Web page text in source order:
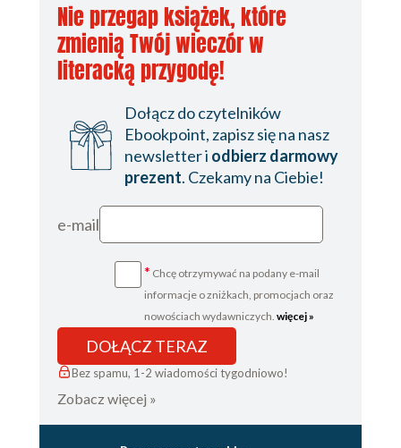
Nie przegap książek, które
zmienią Twój wieczór w
literacką przygodę!
Dołącz do czytelników
Ebookpoint, zapisz się na nasz
newsletter i odbierz darmowy
prezent. Czekamy na Ciebie!
e-mail
* Chcę otrzymywać na podany e-mail
informacje o zniżkach, promocjach oraz
nowościach wydawniczych. więcej »
DOŁĄCZ TERAZ
Bez spamu, 1-2 wiadomości tygodniowo!
Zobacz więcej »